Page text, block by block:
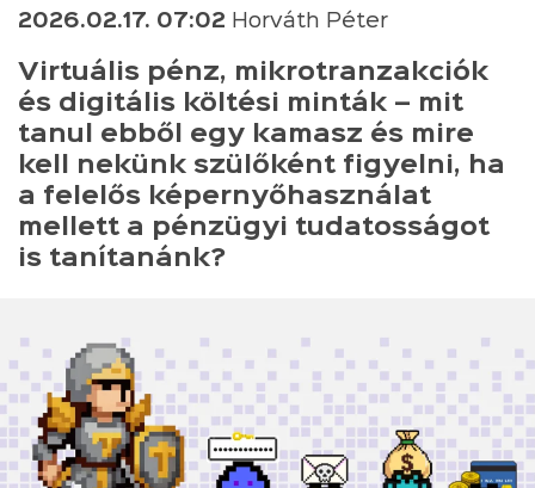
2026.02.17. 07:02 Horváth Péter
Virtuális pénz, mikrotranzakciók
és digitális költési minták – mit
tanul ebből egy kamasz és mire
kell nekünk szülőként figyelni, ha
a felelős képernyőhasználat
mellett a pénzügyi tudatosságot
is tanítanánk?